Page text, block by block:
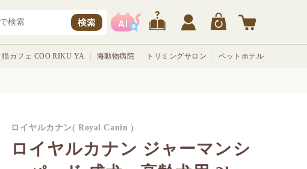
検索
猫カフェ COO RIKU YA 海動物病院 トリミングサロン ペットホテル
ロイヤルカナン ジャーマンシ
ロイヤルカナン( Royal Canin )